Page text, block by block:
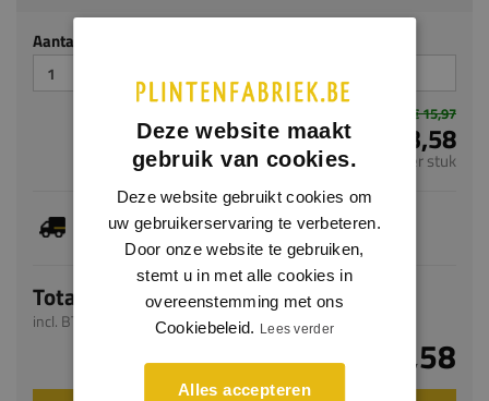
Aantal stuks
€ 15,97
€ 13,58
per stuk
Dit artikel is voorradig, de verwachte levertijd
bedraagt 1-3 werkdagen
Totaal
incl. BTW
€ 13,58
Deze website maakt
gebruik van cookies.
Deze website gebruikt cookies om
uw gebruikerservaring te verbeteren.
Door onze website te gebruiken,
stemt u in met alle cookies in
overeenstemming met ons
Cookiebeleid. Lees verder
Alles accepteren